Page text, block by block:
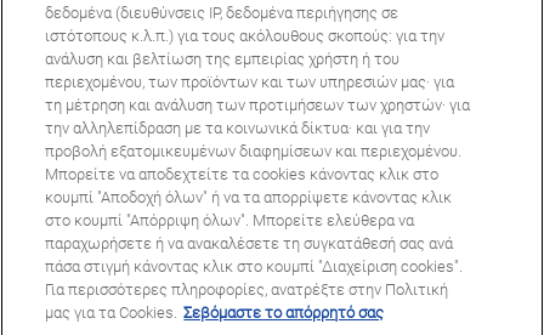
Σχετικά με εμάς
Πανευρωπαϊκό δίκτυο
Όροι Χρήσης ΙστοτόπουΠολιτική Απορρήτου
© Copyright 2024 Glassdrive. All rights reserved | 2024
δεδομένα (διευθύνσεις IP, δεδομένα περιήγησης σε
ιστότοπους κ.λ.π.) για τους ακόλουθους σκοπούς: για την
ανάλυση και βελτίωση της εμπειρίας χρήστη ή του
περιεχομένου, των προϊόντων και των υπηρεσιών μας· για
τη μέτρηση και ανάλυση των προτιμήσεων των χρηστών· για
την αλληλεπίδραση με τα κοινωνικά δίκτυα· και για την
προβολή εξατομικευμένων διαφημίσεων και περιεχομένου.
Μπορείτε να αποδεχτείτε τα cookies κάνοντας κλικ στο
κουμπί "Αποδοχή όλων" ή να τα απορρίψετε κάνοντας κλικ
στο κουμπί "Απόρριψη όλων". Μπορείτε ελεύθερα να
παραχωρήσετε ή να ανακαλέσετε τη συγκατάθεσή σας ανά
πάσα στιγμή κάνοντας κλικ στο κουμπί "Διαχείριση cookies".
Για περισσότερες πληροφορίες, ανατρέξτε στην Πολιτική
μας για τα Cookies. Σεβόμαστε το απόρρητό σας